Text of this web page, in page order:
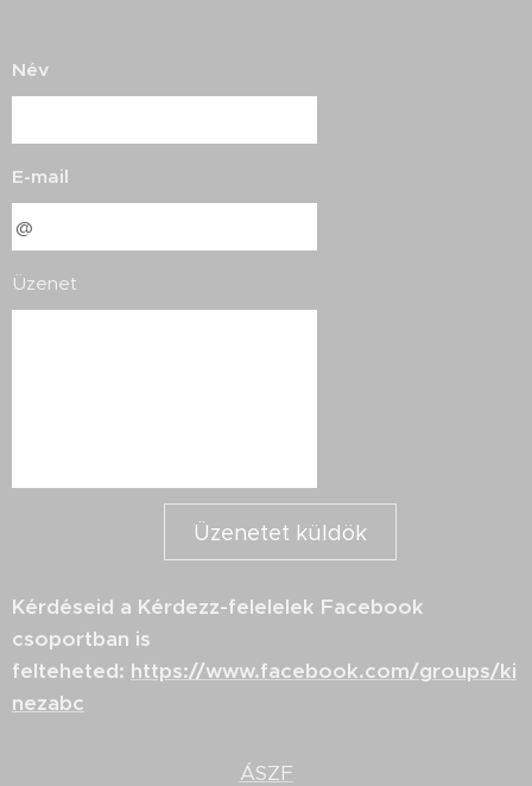
Név
E-mail
Üzenet
Üzenetet küldök
Kérdéseid a Kérdezz-felelelek Facebook
csoportban is
felteheted: https://www.facebook.com/groups/ki
nezabc
ÁSZF